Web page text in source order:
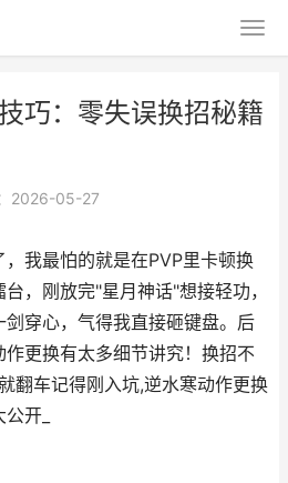
巧：零失误换招秘籍
2026-05-27
我最怕的就是在PVP里卡顿换
，刚放完"星月神话"想接轻功，
穿心，气得我直接砸键盘。后
更换有太多细节讲究！换招不
翻车记得刚入坑,逆水寒动作更换
开_